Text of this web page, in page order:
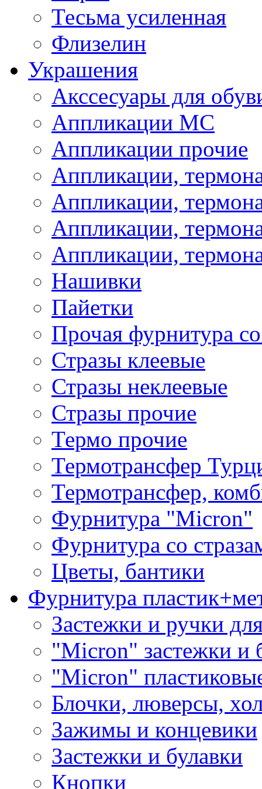
Тесьма усиленная
Флизелин
Украшения
Акссесуары для
Аппликации МС
Аппликации прочие
Аппликации,
Аппликации,
Аппликации,
Аппликации,
Нашивки
Пайетки
Прочая фурнитура
Стразы клеевые
Стразы неклеевые
Стразы прочие
Термо прочие
Термотрансфер
Термотрансфер,
Фурнитура "Micron"
Фурнитура со
Цветы, бантики
Фурнитура
Застежки и ручки
"Micron" застежки и
"Micron"
Блочки, люверсы,
Зажимы и концевики
Застежки и булавки
Кнопки